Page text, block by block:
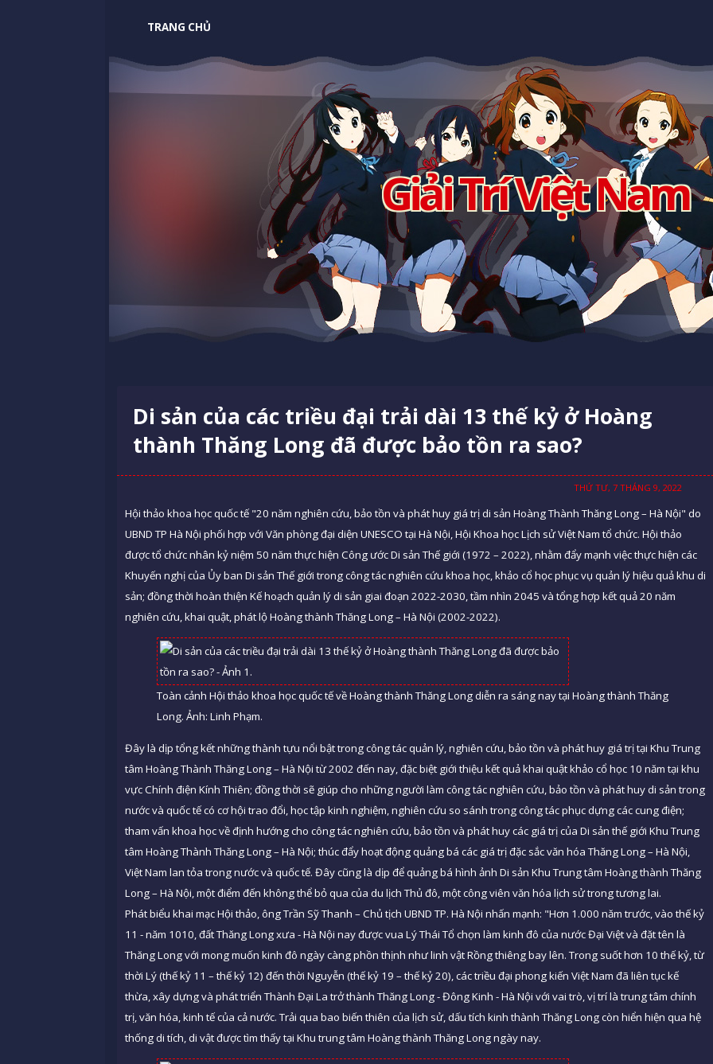
TRANG CHỦ
Giải Trí Việt Nam
Di sản của các triều đại trải dài 13 thế kỷ ở Hoàng
thành Thăng Long đã được bảo tồn ra sao?
THỨ TƯ, 7 THÁNG 9, 2022
Hội thảo khoa học quốc tế "20 năm nghiên cứu, bảo tồn và phát huy giá trị di sản Hoàng Thành Thăng Long – Hà Nội" do
UBND TP Hà Nội phối hợp với Văn phòng đại diện UNESCO tại Hà Nội, Hội Khoa học Lịch sử Việt Nam tổ chức. Hội thảo
được tổ chức nhân kỷ niệm 50 năm thực hiện Công ước Di sản Thế giới (1972 – 2022), nhằm đẩy mạnh việc thực hiện các
Khuyến nghị của Ủy ban Di sản Thế giới trong công tác nghiên cứu khoa học, khảo cổ học phục vụ quản lý hiệu quả khu di
sản; đồng thời hoàn thiện Kế hoạch quản lý di sản giai đoạn 2022-2030, tầm nhìn 2045 và tổng hợp kết quả 20 năm
nghiên cứu, khai quật, phát lộ Hoàng thành Thăng Long – Hà Nội (2002-2022).
Toàn cảnh Hội thảo khoa học quốc tế về Hoàng thành Thăng Long diễn ra sáng nay tại Hoàng thành Thăng
Long. Ảnh: Linh Phạm.
Đây là dịp tổng kết những thành tựu nổi bật trong công tác quản lý, nghiên cứu, bảo tồn và phát huy giá trị tại Khu Trung
tâm Hoàng Thành Thăng Long – Hà Nội từ 2002 đến nay, đặc biệt giới thiệu kết quả khai quật khảo cổ học 10 năm tại khu
vực Chính điện Kính Thiên; đồng thời sẽ giúp cho những người làm công tác nghiên cứu, bảo tồn và phát huy di sản trong
nước và quốc tế có cơ hội trao đổi, học tập kinh nghiệm, nghiên cứu so sánh trong công tác phục dựng các cung điện;
tham vấn khoa học về định hướng cho công tác nghiên cứu, bảo tồn và phát huy các giá trị của Di sản thế giới Khu Trung
tâm Hoàng Thành Thăng Long – Hà Nội; thúc đẩy hoạt động quảng bá các giá trị đặc sắc văn hóa Thăng Long – Hà Nội,
Việt Nam lan tỏa trong nước và quốc tế. Đây cũng là dịp để quảng bá hình ảnh Di sản Khu Trung tâm Hoàng thành Thăng
Long – Hà Nội, một điểm đến không thể bỏ qua của du lịch Thủ đô, một công viên văn hóa lịch sử trong tương lai.
Phát biểu khai mạc Hội thảo, ông Trần Sỹ Thanh – Chủ tịch UBND TP. Hà Nội nhấn mạnh: "Hơn 1.000 năm trước, vào thế kỷ
11 - năm 1010, đất Thăng Long xưa - Hà Nội nay được vua Lý Thái Tổ chọn làm kinh đô của nước Đại Việt và đặt tên là
Thăng Long với mong muốn kinh đô ngày càng phồn thịnh như linh vật Rồng thiêng bay lên. Trong suốt hơn 10 thế kỷ, từ
thời Lý (thế kỷ 11 – thế kỷ 12) đến thời Nguyễn (thế kỷ 19 – thế kỷ 20), các triều đại phong kiến Việt Nam đã liên tục kế
thừa, xây dựng và phát triển Thành Đại La trở thành Thăng Long - Đông Kinh - Hà Nội với vai trò, vị trí là trung tâm chính
trị, văn hóa, kinh tế của cả nước. Trải qua bao biến thiên của lịch sử, dấu tích kinh thành Thăng Long còn hiển hiện qua hệ
thống di tích, di vật được tìm thấy tại Khu trung tâm Hoàng thành Thăng Long ngày nay.